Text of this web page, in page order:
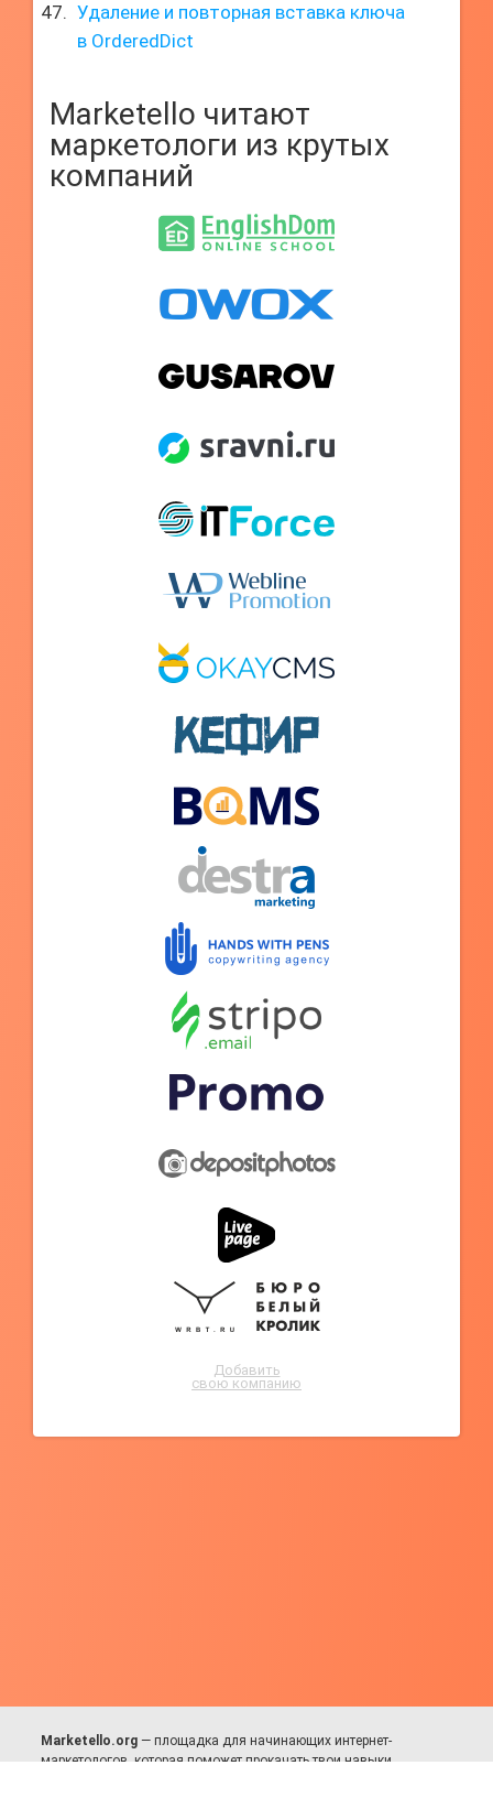
Удаление и повторная вставка ключа
в OrderedDict
Marketello читают
маркетологи из крутых
компаний
Добавить
свою компанию
Marketello.org — площадка для начинающих интернет-
маркетологов, которая поможет прокачать твои навыки.